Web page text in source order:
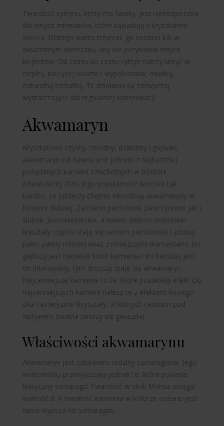
Twardość cytrynu, który ma fasety, jest niebezpieczna
dla innych minerałów, które sąsiadują z kryształem
słońca. Dlatego warto trzymać go osobno lub w
aksamitnym woreczku, aby nie porysował innych
klejnotów. Od czasu do czasu cytryn należy umyć w
ciepłej, bieżącej wodzie i wypolerować miękką,
naturalną szmatką. Te działania są zazwyczaj
wystarczające dla regularnej konserwacji.
Akwamaryn
Kryształowo czysty, chłodny, delikatny i głęboki,
akwamaryn od dawna jest jednym z najbardziej
pożądanych kamieni szlachetnych w biżuterii
dziewczęcej. Dziś jego popularność wzrosła tak
bardzo, że jubilerzy chętnie inkrustują akwamaryny w
biżuterii ślubnej. Zarówno pierścionki zaręczynowe jak i
ślubne. Jasnoniebieskie, a nawet zielono-niebieskie
kryształy często stają się sercem pierścionka i zdobią
palec panny młodej wraz z mniejszymi diamentami. Im
głębszy jest niebieski kolor kamienia i im bardziej jest
on intensywny, tym droższy staje się akwamaryn.
Najcenniejsze kamienie to te, które posiadają efekt Do
najcenniejszych kamieni należą te z efektem kociego
oka i asteryzmu (kryształy, w których centrum pod
wpływem światła tworzy się gwiazda).
Właściwości akwamarynu
Akwamaryn jest członkiem rodziny szmaragdów. Jego
właściwości przewyższają jednak te, które posiada
klasyczny szmaragd. Twardość w skali Mohsa osiąga
wartość 8. A trwałość kamienia w kolorze oceanu jest
nieco wyższa niż szmaragdu.